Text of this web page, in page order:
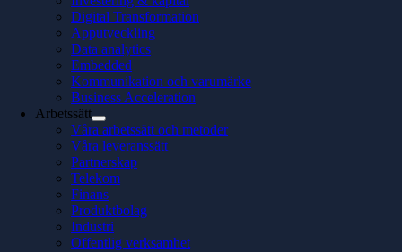
Digital Transformation
Apputveckling
Data analytics
Embedded
Kommunikation och varumärke
Business Acceleration
Arbetssätt
Våra arbetssätt och metoder
Våra leveranssätt
Partnerskap
Telekom
Finans
Produktbolag
Industri
Offentlig verksamhet